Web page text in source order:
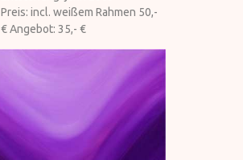
Preis: incl. weißem Rahmen 50,-
€ Angebot: 35,- €